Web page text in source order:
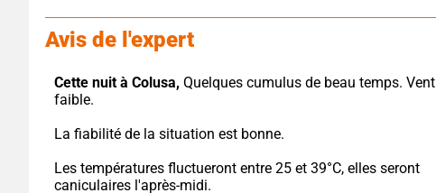
Avis de l'expert
Cette nuit à Colusa, Quelques cumulus de beau temps. Vent
faible.
La fiabilité de la situation est bonne.
Les températures fluctueront entre 25 et 39°C, elles seront
caniculaires l'après-midi.